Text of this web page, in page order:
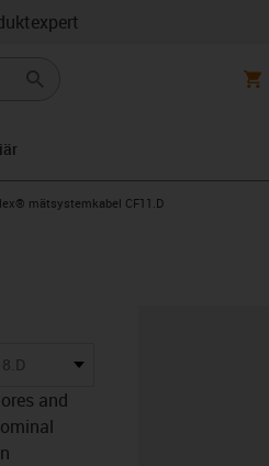
arrow-right
mätsystemkabel CF11.D
and